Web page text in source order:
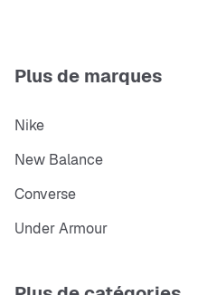
Plus de marques
Nike
New Balance
Converse
Under Armour